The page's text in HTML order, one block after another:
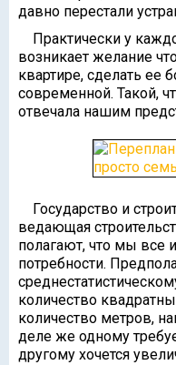
давно перестали
Практически у
возникает желание
квартире, сделать ее
современной. Такой,
отвечала нашим
Государство и
ведающая
полагают, что мы
потребности.
количество
количество метров,
деле же одному
другому хочется